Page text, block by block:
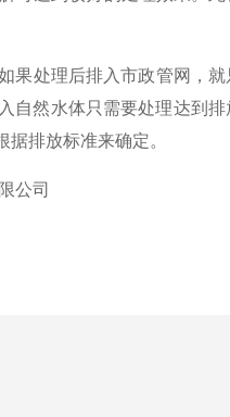
处理后排入市政管网，
自然水体只需要处理达到
排放标准来确定。
公司